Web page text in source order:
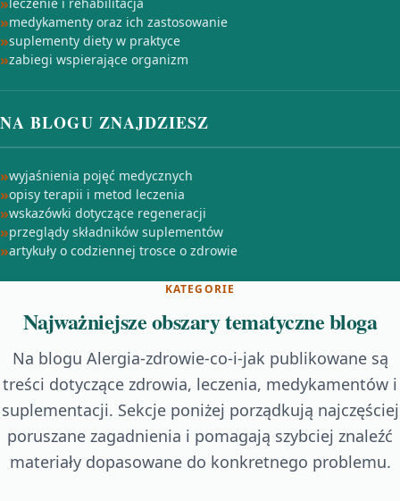
medykamenty oraz ich zastosowanie
suplementy diety w praktyce
zabiegi wspierające organizm
NA BLOGU ZNAJDZIESZ
wyjaśnienia pojęć medycznych
opisy terapii i metod leczenia
wskazówki dotyczące regeneracji
przeglądy składników suplementów
artykuły o codziennej trosce o zdrowie
KATEGORIE
Najważniejsze obszary tematyczne bloga
Na blogu Alergia-zdrowie-co-i-jak publikowane są
treści dotyczące zdrowia, leczenia, medykamentów i
suplementacji. Sekcje poniżej porządkują najczęściej
poruszane zagadnienia i pomagają szybciej znaleźć
materiały dopasowane do konkretnego problemu.